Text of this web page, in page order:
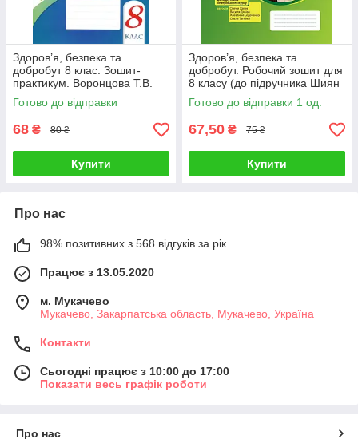
Здоров’я, безпека та
добробут 8 клас. Зошит-
практикум. Воронцова Т.В.
Готово до відправки
68 ₴ 80 ₴
Купити
Здоров’я, безпека та
добробут. Робочий зошит для
8 класу (до підручника Шиян
О. ті ін.)
Готово до відправки 1 од.
67,50 ₴ 75 ₴
Купити
Про нас
98% позитивних з 568 відгуків за рік
Працює з 13.05.2020
м. Мукачево
Мукачево, Закарпатська область, Мукачево, Україна
Контакти
Сьогодні працює з 10:00 до 17:00
Показати весь графік роботи
Про нас